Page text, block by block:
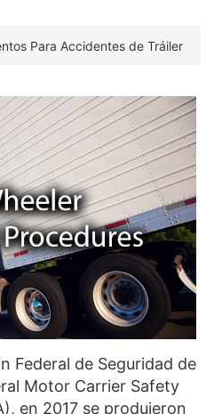
Para Accidentes de Tráiler
Federal de Seguridad de
Motor Carrier Safety
en 2017 se produjeron